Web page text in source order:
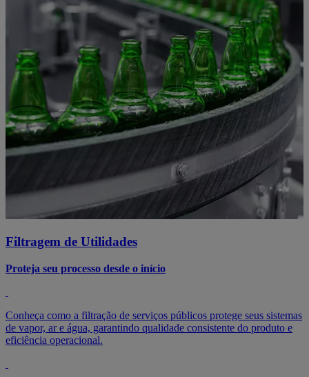
Filtragem de Utilidades
Proteja seu processo desde o início
Conheça como a filtração de serviços públicos protege seus sistemas
de vapor, ar e água, garantindo qualidade consistente do produto e
eficiência operacional.